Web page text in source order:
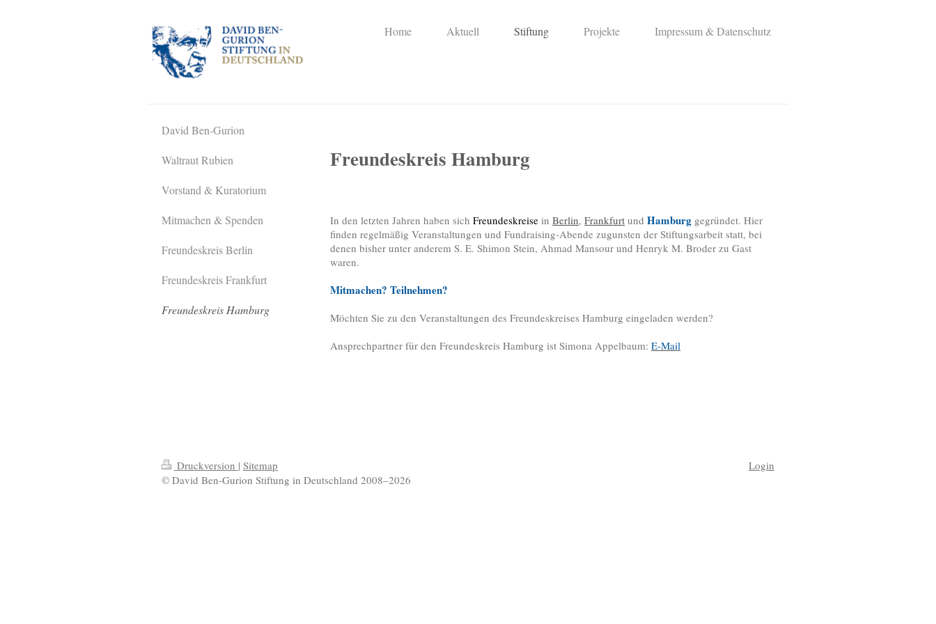
Home Aktuell Stiftung Projekte Impressum & Datenschutz
Freundeskreis Hamburg
In den letzten Jahren haben sichFreundeskreise inBerlin,Frankfurt undHamburg gegründet. Hier
finden regelmäßig Veranstaltungen und Fundraising-Abende zugunsten der Stiftungsarbeit statt, bei
denen bisher unter anderem S. E. Shimon Stein, Ahmad Mansour und Henryk M. Broder zu Gast
waren.
Mitmachen? Teilnehmen?
Möchten Sie zu den Veranstaltungen des Freundeskreises Hamburg eingeladen werden?
Ansprechpartner für den Freundeskreis Hamburg ist Simona Appelbaum:E-Mail
David Ben-Gurion
Waltraut Rubien
Vorstand & Kuratorium
Mitmachen & Spenden
Freundeskreis Berlin
Freundeskreis Frankfurt
Freundeskreis Hamburg
Druckversion | Sitemap
© David Ben-Gurion Stiftung in Deutschland 2008–2026
Login